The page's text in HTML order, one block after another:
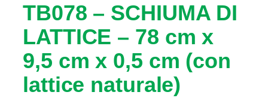
TB078 – SCHIUMA DI
LATTICE – 78 cm x
9,5 cm x 0,5 cm (con
lattice naturale)